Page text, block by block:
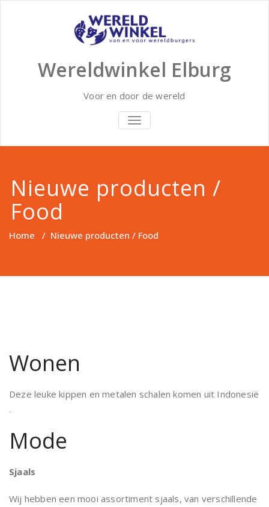
Wereldwinkel Elburg
Voor en door de wereld
SCHAKEL
NAVIGATIE
Nieuwe producten /
Food
Home / Nieuwe producten / Food
Wonen
Deze leuke kippen en metalen schalen komen uit Indonesië
.
Mode
Sjaals
Wij hebben een mooi assortiment sjaals, van verschillende